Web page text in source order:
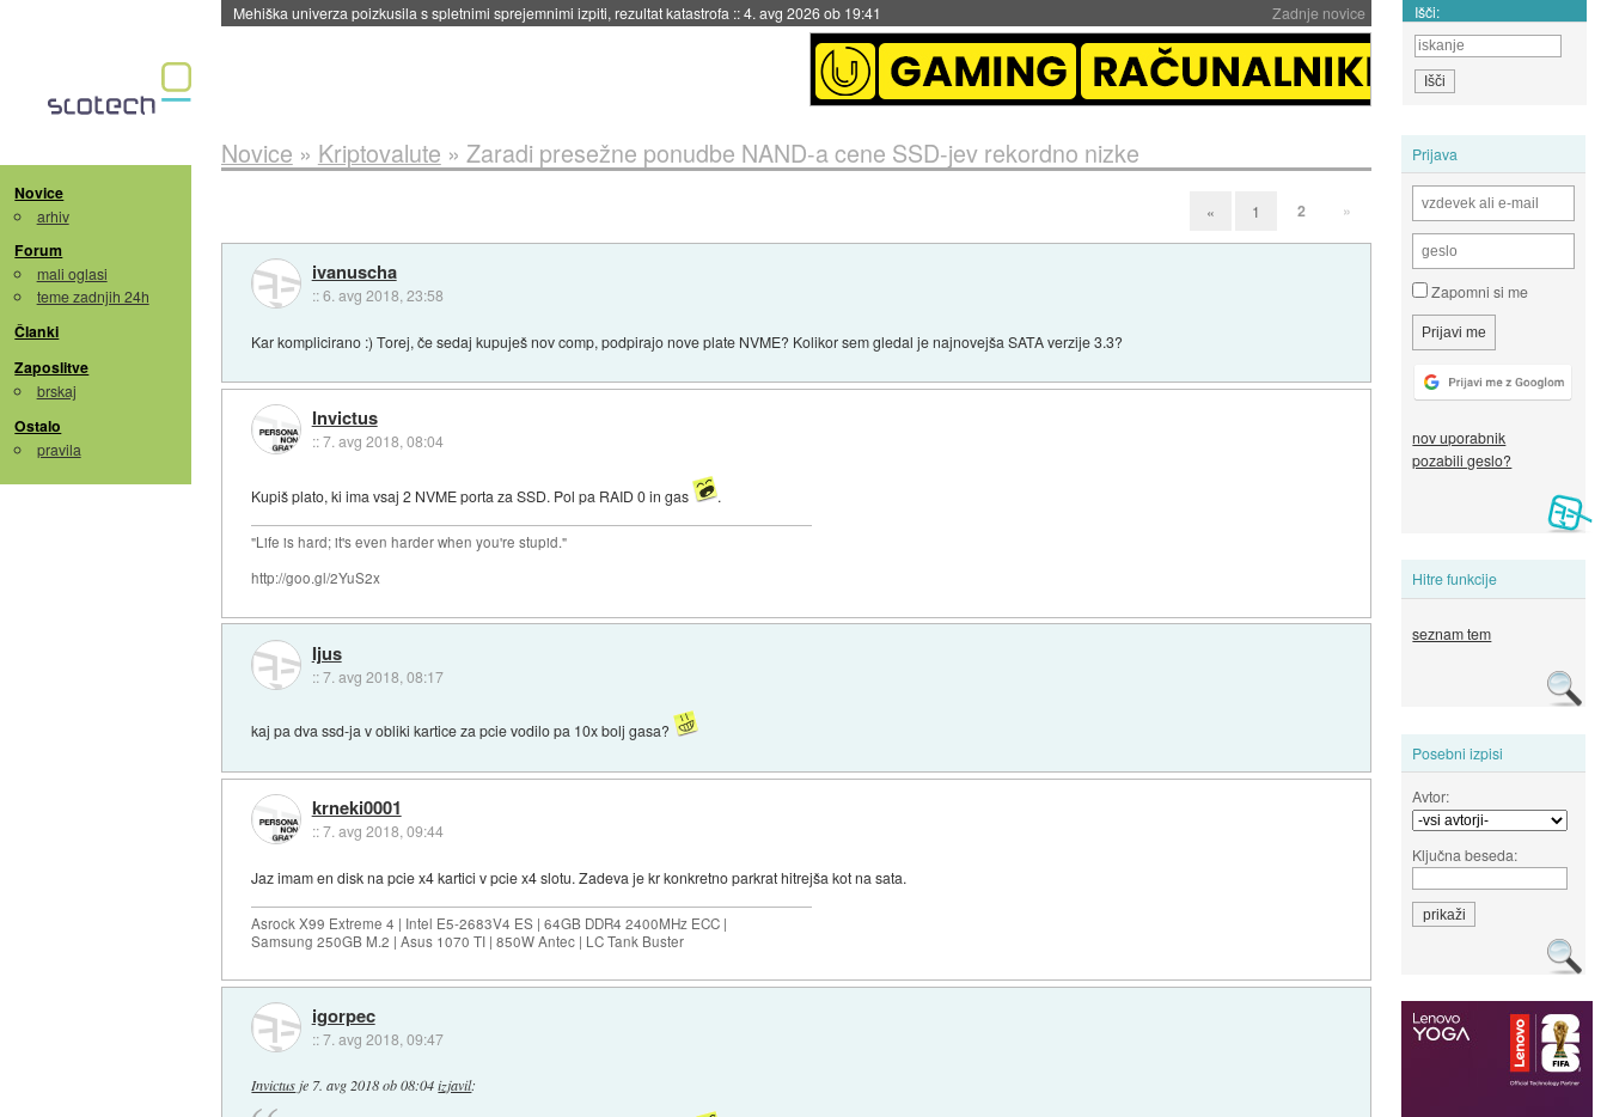
Zadnje novice
Mehiška univerza poizkusila s spletnimi sprejemnimi izpiti, rezultat katastrofa ::4. avg 2026 ob 19:41 Išči:
Novice
arhiv
Forum
mali oglasi
teme zadnjih 24h
Članki
Zaposlitve
brskaj
Ostalo
pravila
Prijava
Zapomni si me
nov uporabnik
pozabili geslo?
Hitre funkcije
seznam tem
Posebni izpisi
Avtor:
Ključna beseda:
Novice » Kriptovalute » Zaradi presežne ponudbe NAND-a cene SSD-jev rekordno nizke
« 1 2 »
ivanuscha
::6. avg 2018, 23:58
Kar komplicirano :) Torej, če sedaj kupuješ nov comp, podpirajo nove plate NVME? Kolikor sem gledal je najnovejša SATA verzije 3.3?
Invictus
::7. avg 2018, 08:04
Kupiš plato, ki ima vsaj 2 NVME porta za SSD. Pol pa RAID 0 in gas .
"Life is hard; it's even harder when you're stupid."
http://goo.gl/2YuS2x
Ijus
::7. avg 2018, 08:17
kaj pa dva ssd-ja v obliki kartice za pcie vodilo pa 10x bolj gasa?
krneki0001
::7. avg 2018, 09:44
Jaz imam en disk na pcie x4 kartici v pcie x4 slotu. Zadeva je kr konkretno parkrat hitrejša kot na sata.
Asrock X99 Extreme 4 | Intel E5-2683V4 ES | 64GB DDR4 2400MHz ECC |
Samsung 250GB M.2 | Asus 1070 TI | 850W Antec | LC Tank Buster
igorpec
::7. avg 2018, 09:47
Invictus je 7. avg 2018 ob 08:04 izjavil: